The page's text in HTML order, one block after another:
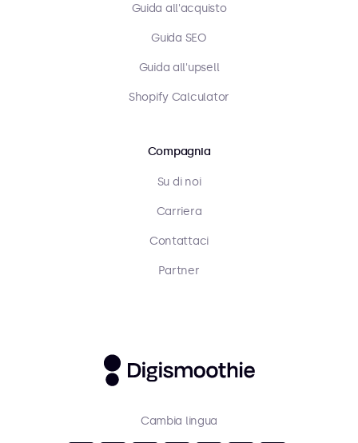
Guida all'acquisto
Guida SEO
Guida all'upsell
Shopify Calculator
Compagnia
Su di noi
Carriera
Contattaci
Partner
Cambia lingua